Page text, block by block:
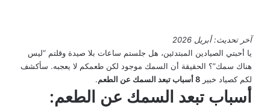
آخر تحديث: أبريل 2026
يا أحبتي الصيادين المبتدئين، هل جلستم ساعات بلا صيدة وقلتم “ليس
هناك سمك”؟ الحقيقة أن السمك موجود لكن طعمكم لا يعجبه. سأكشف
لكم كصياد خبير 8 أسباب تبعد السمك عن الطعم .
أسباب تبعد السمك عن الطعم: